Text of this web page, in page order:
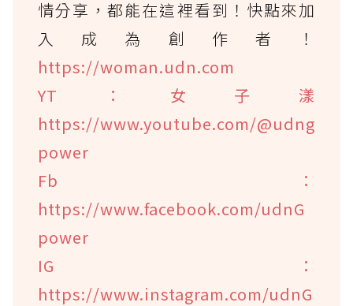
情分享，都能在這裡看到！快點來加
入成為創作者！
https://woman.udn.com
YT：女子漾
https://www.youtube.com/@udng
power
Fb：
https://www.facebook.com/udnG
power
IG：
https://www.instagram.com/udnG